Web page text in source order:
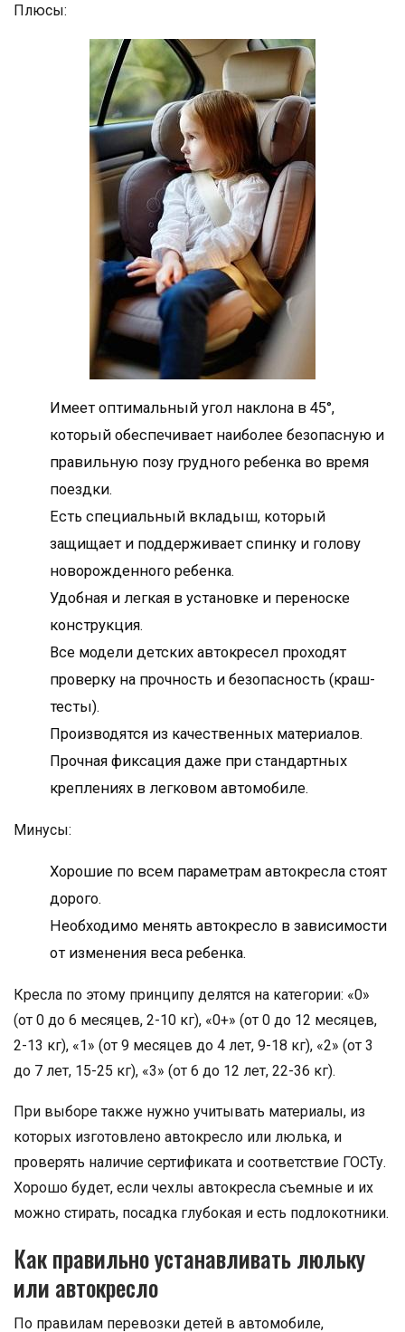
Плюсы:
Имеет оптимальный угол наклона в 45°,
который обеспечивает наиболее безопасную и
правильную позу грудного ребенка во время
поездки.
Есть специальный вкладыш, который
защищает и поддерживает спинку и голову
новорожденного ребенка.
Удобная и легкая в установке и переноске
конструкция.
Все модели детских автокресел проходят
проверку на прочность и безопасность (краш-
тесты).
Производятся из качественных материалов.
Прочная фиксация даже при стандартных
креплениях в легковом автомобиле.
Минусы:
Хорошие по всем параметрам автокресла стоят
дорого.
Необходимо менять автокресло в зависимости
от изменения веса ребенка.
Кресла по этому принципу делятся на категории: «0»
(от 0 до 6 месяцев, 2-10 кг), «0+» (от 0 до 12 месяцев,
2-13 кг), «1» (от 9 месяцев до 4 лет, 9-18 кг), «2» (от 3
до 7 лет, 15-25 кг), «3» (от 6 до 12 лет, 22-36 кг).
При выборе также нужно учитывать материалы, из
которых изготовлено автокресло или люлька, и
проверять наличие сертификата и соответствие ГОСТу.
Хорошо будет, если чехлы автокресла съемные и их
можно стирать, посадка глубокая и есть подлокотники.
Как правильно устанавливать люльку
или автокресло
По правилам перевозки детей в автомобиле,